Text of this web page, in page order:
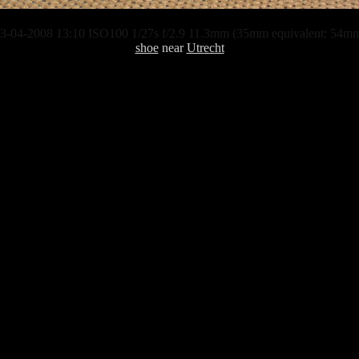
04-2008 13:10 ISO100 1/27s f/2.9 11.3mm (35mm equivalent:
shoenearUtrecht